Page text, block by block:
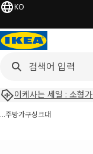
KO
이케사는 세일 : 소형
…주방가구싱크대